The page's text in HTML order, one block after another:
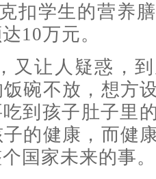
扣学生的营养
10万元。
又让人疑惑，
碗不放，想方
到孩子肚子里
的健康，而健
国家未来的事。